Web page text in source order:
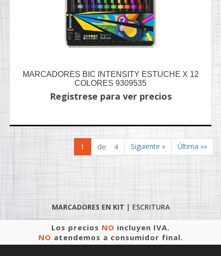
MARCADORES BIC INTENSITY ESTUCHE X 12
COLORES 9309535
Registrese para ver precios
1 de 4 Siguiente » Última »»
MARCADORES EN KIT | ESCRITURA
Los precios NO incluyen IVA.
NO atendemos a consumidor final.